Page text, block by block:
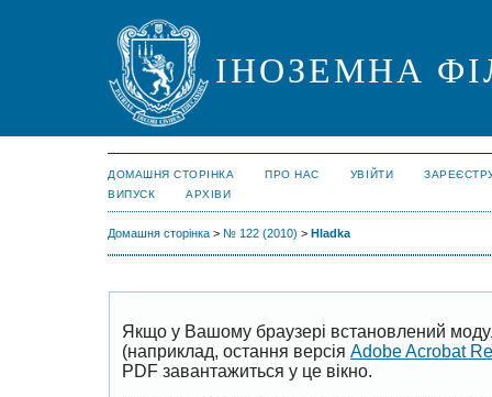
ІНОЗЕМНА
ДОМАШНЯ СТОРІНКА ПРО НАС УВІЙТИ
ВИПУСК
АРХІВИ
Домашня сторінка > № 122 (2010) > Hladka
Якщо у Вашому браузері встановлений
(наприклад, остання версія Adobe Acrobat
PDF завантажиться у це вікно.